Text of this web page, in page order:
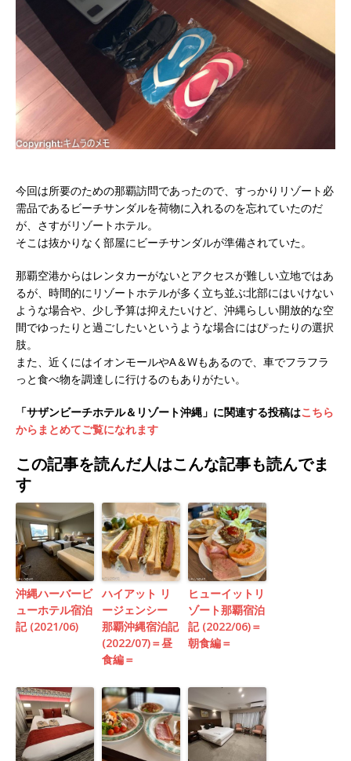
今回は所要のための那覇訪問であったので、すっかりリゾート必
需品であるビーチサンダルを荷物に入れるのを忘れていたのだ
が、さすがリゾートホテル。
そこは抜かりなく部屋にビーチサンダルが準備されていた。
那覇空港からはレンタカーがないとアクセスが難しい立地ではあ
るが、時間的にリゾートホテルが多く立ち並ぶ北部にはいけない
ような場合や、少し予算は抑えたいけど、沖縄らしい開放的な空
間でゆったりと過ごしたいというような場合にはぴったりの選択
肢。
また、近くにはイオンモールやA＆Wもあるので、車でフラフラ
っと食べ物を調達しに行けるのもありがたい。
「サザンビーチホテル＆リゾート沖縄」に関連する投稿はこちら
からまとめてご覧になれます
この記事を読んだ人はこんな記事も読んでま
す
沖縄ハーバービ
ューホテル宿泊
記 (2021/06)
ハイアット リ
ージェンシー
那覇沖縄宿泊記
(2022/07)＝昼
食編＝
ヒューイットリ
ゾート那覇宿泊
記 (2022/06)＝
朝食編＝